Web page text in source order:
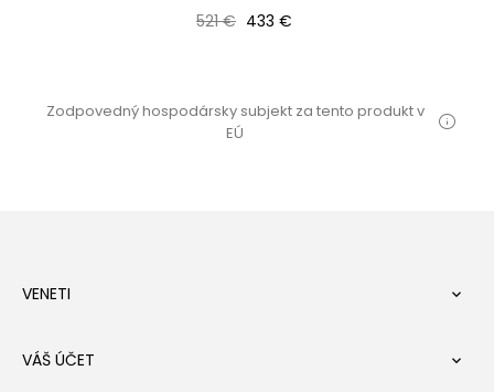
Bežná cena
521 € Cena
433 €
Zodpovedný hospodársky subjekt za tento produkt v
EÚ
VENETI 
VÁŠ ÚČET 